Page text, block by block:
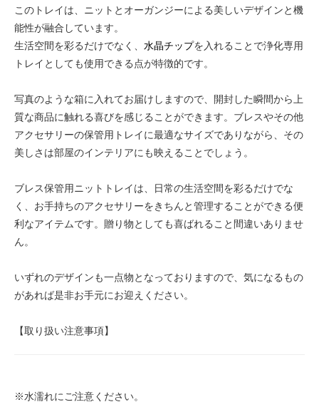
このトレイは、ニットとオーガンジーによる美しいデザインと機
能性が融合しています。
生活空間を彩るだけでなく、 水晶チップを入れることで浄化専用
トレイとしても使用できる点が特徴的です。
写真のような箱に入れてお届けしますので、開封した瞬間から上
質な商品に触れる喜びを感じることができます。ブレスやその他
アクセサリーの保管用トレイに最適なサイズでありながら、その
美しさは部屋のインテリアにも映えることでしょう。
ブレス保管用ニットトレイは、日常の生活空間を彩るだけでな
く、お手持ちのアクセサリーをきちんと管理することができる便
利なアイテムです。贈り物としても喜ばれること間違いありませ
ん。
いずれのデザインも一点物となっておりますので、気になるもの
があれば是非お手元にお迎えください。
【取り扱い注意事項】
※水濡れにご注意ください。